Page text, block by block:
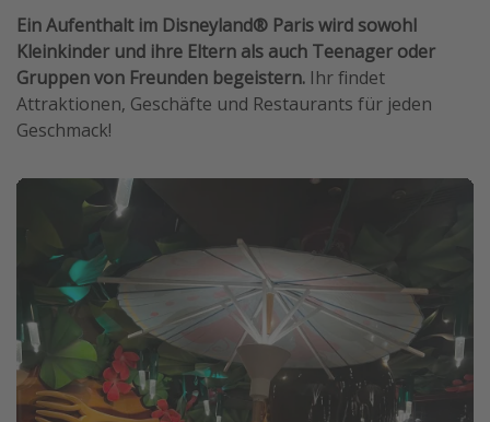
Ein Aufenthalt im Disneyland® Paris wird sowohl
Kleinkinder und ihre Eltern als auch Teenager oder
Gruppen von Freunden begeistern. Ihr findet
Attraktionen, Geschäfte und Restaurants für jeden
Geschmack!